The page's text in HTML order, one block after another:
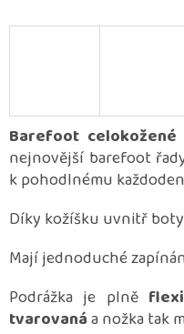
Barefoot
nejnovější barefoot
k pohodlnému
Díky kožíšku uvnitř
Mají jednoduché
Podrážka je plně
tvarovanáa nožka tak